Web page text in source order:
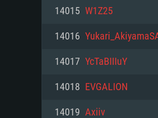
그래픽 카드:
해상도: 720p
네트워크: 브로드밴
여유 저장 공간:
(Mac), 혹은 이와 비
의 AMD/Nvidia. 최
네트워크: 브로드밴
여유 저장 공간:
그래픽 카드:
와 동급의 성능을 가
지원하는 AMD (6개
14015 W1Z25
14016
14017 YcTaBIIIuY
14018 EVGALION
14019 Axiiv